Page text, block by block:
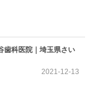
科医院｜埼玉県さい
2021-12-13